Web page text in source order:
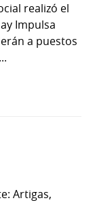
realizó el
Impulsa
a puestos
Artigas,